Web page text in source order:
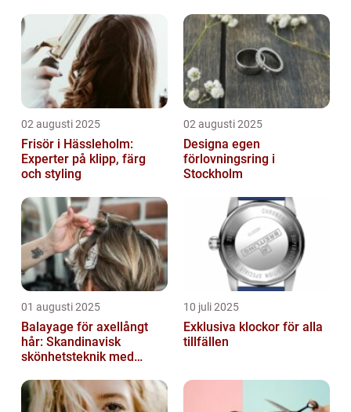
02 augusti 2025
Frisör i Hässleholm:
Experter på klipp, färg
och styling
02 augusti 2025
Designa egen
förlovningsring i
Stockholm
01 augusti 2025
Balayage för axellångt
hår: Skandinavisk
skönhetsteknik med
10 juli 2025
Exklusiva klockor för alla
tillfällen